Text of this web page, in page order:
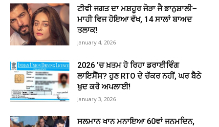
ਟੀਵੀ ਜਗਤ ਦਾ ਮਸ਼ਹੂਰ ਜੋੜਾ ਜੈ ਭਾਨੁਸ਼ਾਲੀ–
ਮਾਹੀ ਵਿਜ ਹੋਇਆ ਵੱਖ, 14 ਸਾਲਾਂ ਬਾਅਦ
ਤਲਾਕ!
January 4, 2026
2026 ’ਚ ਖ਼ਤਮ ਹੋ ਰਿਹਾ ਡਰਾਈਵਿੰਗ
ਲਾਇਸੈਂਸ? ਹੁਣ RTO ਦੇ ਚੱਕਰ ਨਹੀਂ, ਘਰ ਬੈਠੇ
ਖੁਦ ਕਰੋ ਅਪਲਾਈ!
January 3, 2026
ਸਲਮਾਨ ਖਾਨ ਮਨਾਇਆ 60ਵਾਂ ਜਨਮਦਿਨ,